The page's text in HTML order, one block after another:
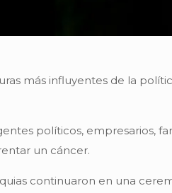
más influyentes de la
políticos, empresarios,
un cáncer.
continuaron en una